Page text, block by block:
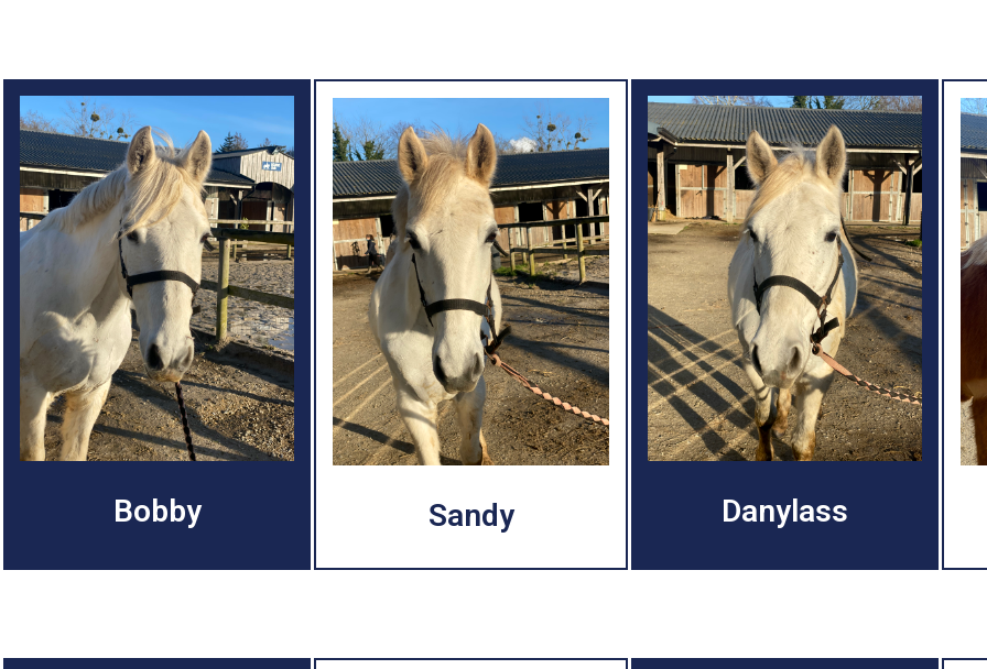
Bobby Sandy Danylass